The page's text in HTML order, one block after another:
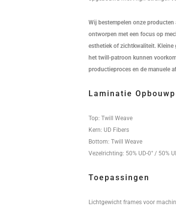
Wij bestempelen onze
ontworpen met een focus op
esthetiek of zichtkwaliteit. Kleine
het twill-patroon kunnen
productieproces en de manuele
Laminatie Opbouwp
Top: Twill Weave
Kern: UD Fibers
Bottom: Twill Weave
Vezelrichting: 50% UD-0° / 50%
Toepassingen
Lichtgewicht frames voor